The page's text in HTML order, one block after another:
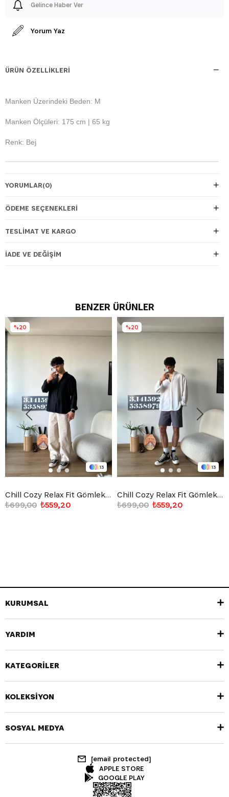
Gelince Haber Ver
Yorum Yaz
ÜRÜN ÖZELLIKLERI
Manken Üzerindeki Beden: M
Manken Ölçüleri: 175 cm | 65 kg
Renk: Bej
YORUMLAR(0)
ÖDEME SEÇENEKLERI
TESLIMAT VE KARGO
İADE VE DEĞIŞIM
BENZER ÜRÜNLER
13
Chill Cozy Relax Fit Gömlek Siyah
₺559,20
₺699,00
%20
13
Chill Cozy Relax Fit Gömlek Beyaz
₺559,20
₺699,00
%20
KURUMSAL
YARDIM
KATEGORİLER
KOLEKSİYON
SOSYAL MEDYA
[email protected]
APPLE STORE
GOOGLE PLAY